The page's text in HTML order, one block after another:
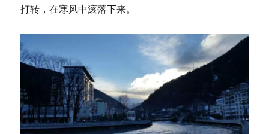
打转，在寒风中滚落下来。